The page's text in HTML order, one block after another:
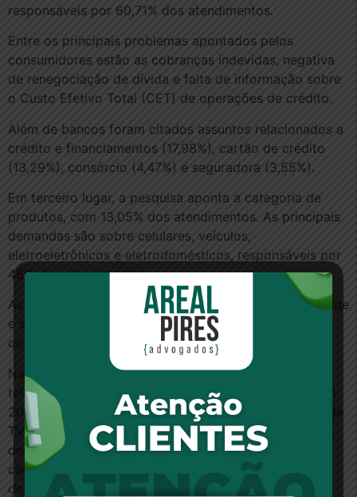
responsáveis por 60,71% dos atendimentos.
Entre os principais problemas apontados pelos
consumidores estão as cobranças indevidas, negativa
de renegociação de dívida e falta de informação sobre
o Custo Efetivo Total (CET) de operações de crédito.
Além de bancos foram citados assuntos relacionados a
crédito e financiamentos (17,98%), cartão de crédito
(13,29%), consórcio (4,47%) e seguradora (3,55%).
Em terceiro lugar, a pesquisa aponta a categoria de
produtos, com 13,05% dos atendimentos. As principais
demandas são sobre celulares, veículos,
eletroeletrônicos e eletrodomésticos, responsáveis por
48% dos atendimentos.
As principais queixas são sobre problemas de qualidade
e sobre dificuldades de resolver a questão com a loja
que vendeu o produto.
Na quarta posição aparece o setor de
telecomunicações, com 12,53% dos atendimentos. Em
2013, o maior número de reclamações veio do setor de
TV por assinatura, com 33,79% do total. As principais
demandas foram cobrança de ponto extra,
cancelamento de serviço, falha do sinal e
descumprimento da oferta.